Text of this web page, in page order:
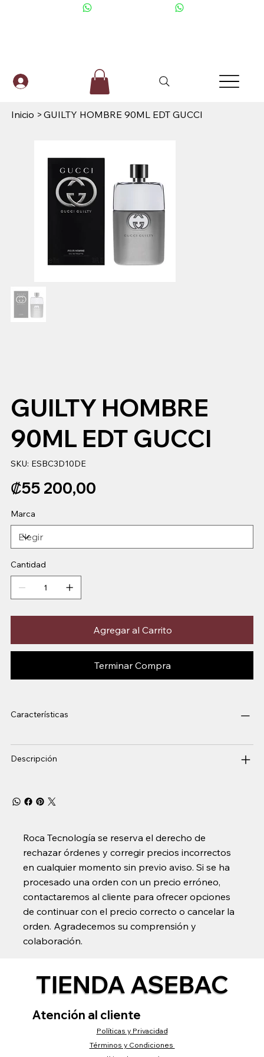
Inicio > GUILTY HOMBRE 90ML EDT GUCCI
GUILTY HOMBRE
90ML EDT GUCCI
SKU: SKU
ESBC3D10DE
ESBC3D10DE
Precio
₡55 200,00
Marca
Cantidad
Agregar al Carrito
Terminar Compra
Características
Descripción
Roca Tecnología se reserva el derecho de
rechazar órdenes y corregir precios incorrectos
en cualquier momento sin previo aviso. Si se ha
procesado una orden con un precio erróneo,
contactaremos al cliente para ofrecer opciones
de continuar con el precio correcto o cancelar la
orden. Agradecemos su comprensión y
colaboración.
TIENDA ASEBAC
Atención al cliente
Políticas y Privacidad
Términos y Condiciones